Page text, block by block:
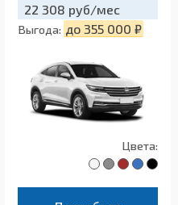
22 308 руб/мес
Выгода: до 355 000 ₽
Цвета: